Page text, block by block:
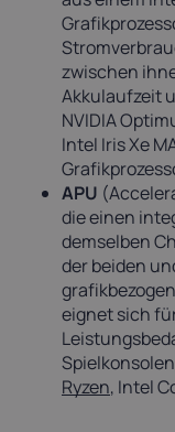
zwischen
Akkulaufzeit
NVIDIA
Intel Iris Xe
APU
die einen
demselben
der beiden
eignet sich
Ryzen, Intel